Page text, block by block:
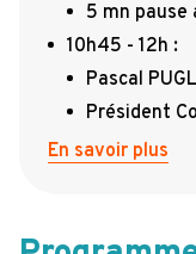
5 mn pause
10h45 - 12h :
Pascal
Président
En savoir plus